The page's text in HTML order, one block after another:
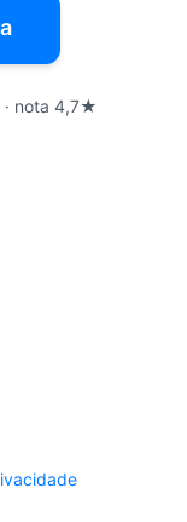
· nota 4,7★